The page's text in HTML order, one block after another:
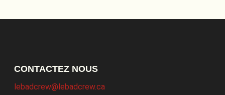
CONTACTEZ NOUS
lebadcrew@lebadcrew.ca